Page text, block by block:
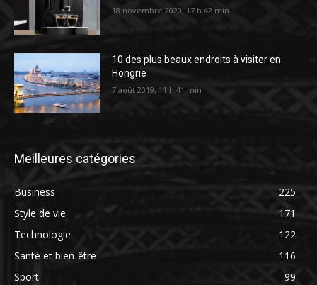
18 novembre 2020, 17 h 42 min
10 des plus beaux endroits à visiter en
Hongrie
7 août 2019, 11 h 41 min
Meilleures catégories
Business
225
Style de vie
171
Technologie
122
Santé et bien-être
116
Sport
99